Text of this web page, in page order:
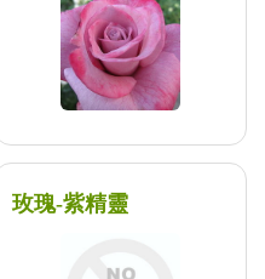
玫瑰-紫精靈